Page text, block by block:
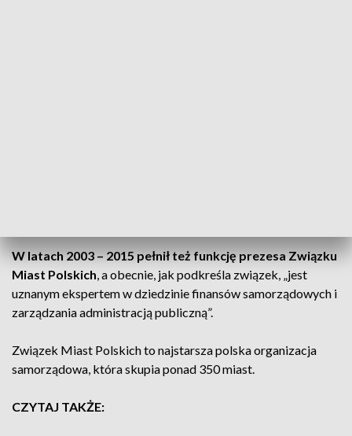
W latach 2003 – 2015 pełnił też funkcję prezesa Związku
Miast Polskich, a obecnie, jak podkreśla związek, „jest
uznanym ekspertem w dziedzinie finansów samorządowych i
zarządzania administracją publiczną”.
Związek Miast Polskich to najstarsza polska organizacja
samorządowa, która skupia ponad 350 miast.
CZYTAJ TAKŻE: